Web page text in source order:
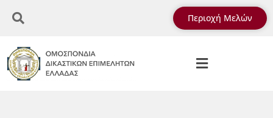
Περιοχή Μελών